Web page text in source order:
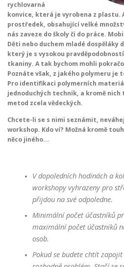
rychlovarná
konvice, která je vyrobena z plastu.
prostředek, obsahující velké
nás zaveze do školy či do práce.
Děti nebo duchem mladé dospěláky
který je s vysokou
tkaniny. A tak bychom mohli
Poznáte však, z jakého polymeru je
Pro identifikaci polymerních
jednoduchých technik, a kromě nich
metod zcela vědeckých.
Chcete-li se s nimi seznámit,
workshop. Kdo ví? Možná kromě
něco jiného…
V dopoledních hodinách a
workshopyvyhrazeny pro
přijdou na své odpoledne.
Minimální počet účastníků
maximální počet účastníků
osob.
Pokud se budete chtít